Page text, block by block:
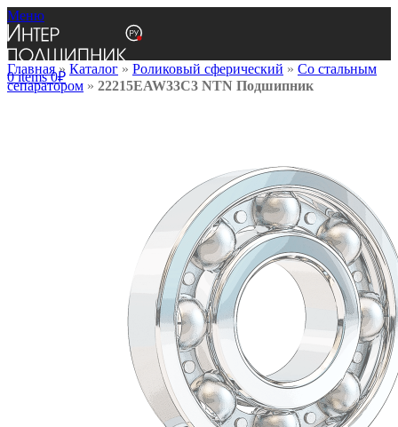
Меню
0items 0₽
Главная» Каталог » Роликовый сферический » Со стальным
сепаратором » 22215EAW33C3 NTN Подшипник